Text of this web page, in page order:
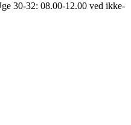
30-32: 08.00-12.00 ved ikke-